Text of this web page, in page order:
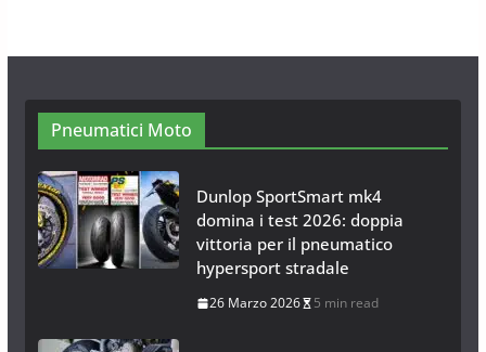
26 Gennaio 2017
Pneumatici Moto
Dunlop SportSmart mk4
domina i test 2026: doppia
vittoria per il pneumatico
hypersport stradale
26 Marzo 2026 5 min read